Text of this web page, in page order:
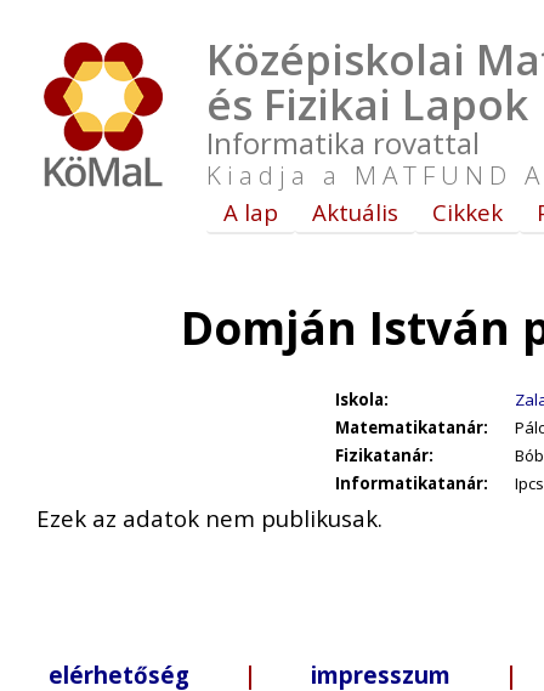
Középiskolai
és Fizikai Lapok
Informatika rovattal
Kiadja a MATFUND
A lap Aktuális Cikkek
Domján István
Iskola:
Matematikatanár:
Fizikatanár:
Informatikatanár:
Ezek az adatok nem publikusak.
elérhetőség | impresszum |